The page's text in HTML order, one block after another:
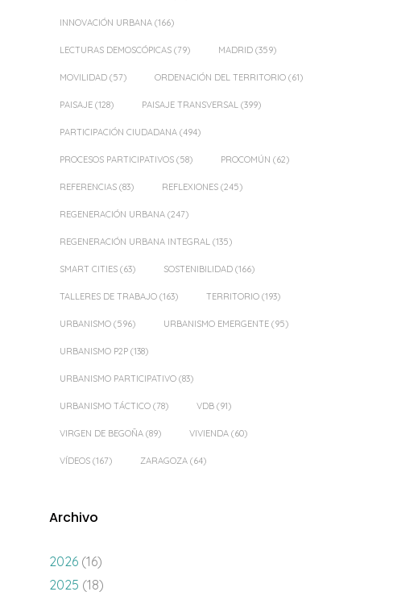
INNOVACIÓN URBANA (166)
LECTURAS DEMOSCÓPICAS (79) MADRID (359)
MOVILIDAD (57) ORDENACIÓN DEL TERRITORIO (61)
PAISAJE (128) PAISAJE TRANSVERSAL (399)
PARTICIPACIÓN CIUDADANA (494)
PROCESOS PARTICIPATIVOS (58) PROCOMÚN (62)
REFERENCIAS (83) REFLEXIONES (245)
REGENERACIÓN URBANA (247)
REGENERACIÓN URBANA INTEGRAL (135)
SMART CITIES (63) SOSTENIBILIDAD (166)
TALLERES DE TRABAJO (163) TERRITORIO (193)
URBANISMO (596) URBANISMO EMERGENTE (95)
URBANISMO P2P (138)
URBANISMO PARTICIPATIVO (83)
URBANISMO TÁCTICO (78) VDB (91)
VIRGEN DE BEGOÑA (89) VIVIENDA (60)
VÍDEOS (167) ZARAGOZA (64)
Archivo
2026 (16)
2025 (18)